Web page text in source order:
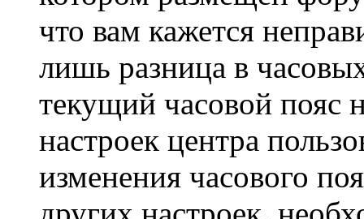
что вам кажется
лишь разница в
текущий часовой пояс
настроек центра
изменения часового